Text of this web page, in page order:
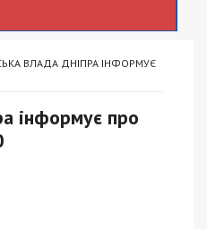
ВЛАДА ДНІПРА ІНФОРМУЄ
інформує про